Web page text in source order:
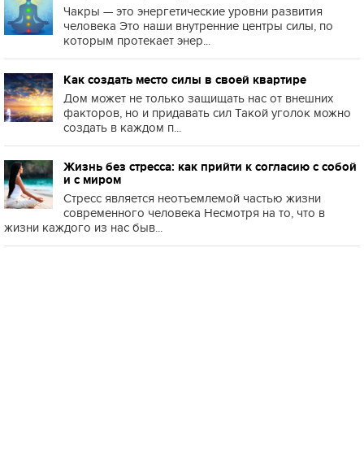
Чакры — это энергетические уровни развития
человека Это наши внутренние центры силы, по
которым протекает энер...
Как создать место силы в своей квартире
Дом может не только защищать нас от внешних
факторов, но и придавать сил Такой уголок можно
создать в каждом п...
Жизнь без стресса: как прийти к согласию с собой
и с миром
Стресс является неотъемлемой частью жизни
современного человека Несмотря на то, что в
жизни каждого из нас быв...